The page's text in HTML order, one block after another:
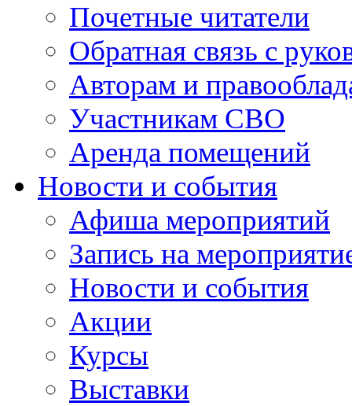
Почетные читатели
Обратная связь с
Авторам и
Участникам СВО
Аренда помещений
Новости и события
Афиша мероприятий
Запись на
Новости и события
Акции
Курсы
Выставки